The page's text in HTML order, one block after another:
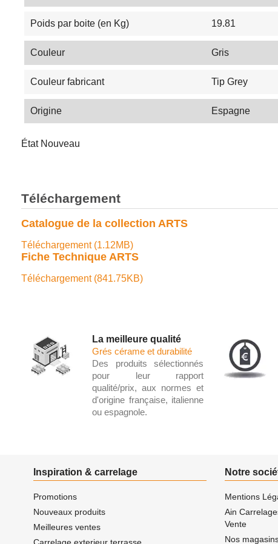
Poids par boite (en Kg) 19.81
Couleur Gris
Couleur fabricant Tip Grey
Origine Espagne
État Nouveau
Téléchargement
Catalogue de la collection ARTS
Téléchargement (1.12MB)
Fiche Technique ARTS
Téléchargement (841.75KB)
La meilleure qualité
Grés cérame et durabilité
Des produits sélectionnés
pour leur rapport
qualité/prix, aux normes et
d'origine française, italienne
ou espagnole.
Inspiration & carrelage
Promotions
Nouveaux produits
Meilleures ventes
Carrelage exterieur terrasse
Notre
Mentions
Ain
Vente
Nos